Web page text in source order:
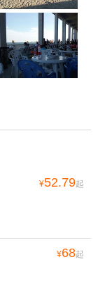
¥52.79起
¥68起